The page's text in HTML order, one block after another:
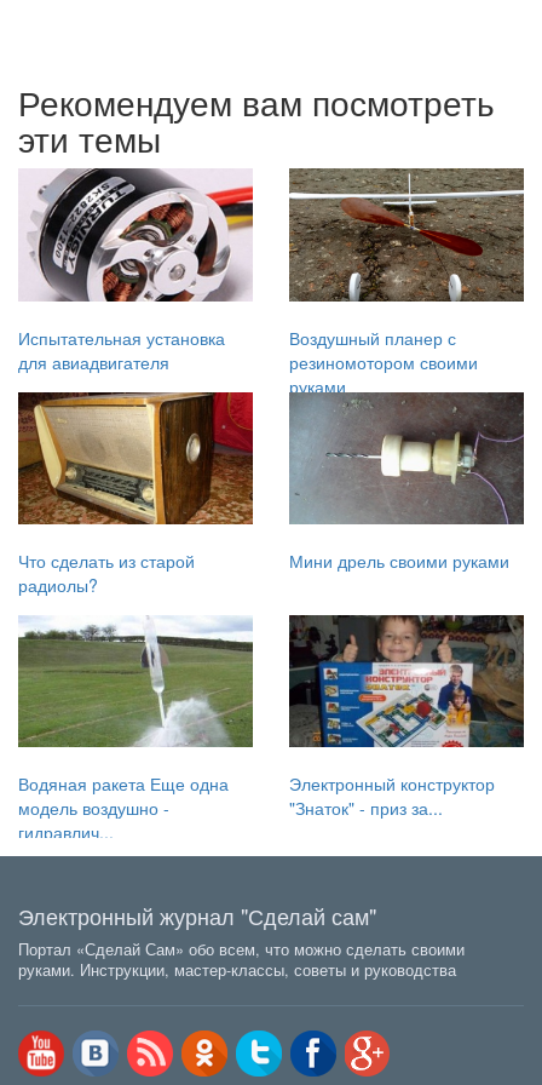
Рекомендуем вам посмотреть
эти темы
Испытательная установка
для авиадвигателя
Воздушный планер с
резиномотором своими
руками
Что сделать из старой
радиолы?
Мини дрель своими руками
Водяная ракета Еще одна
модель воздушно -
гидравлич...
Электронный конструктор
"Знаток" - приз за...
Электронный журнал "Сделай сам"
Портал «Сделай Сам» обо всем, что можно сделать своими
руками. Инструкции, мастер-классы, советы и руководства